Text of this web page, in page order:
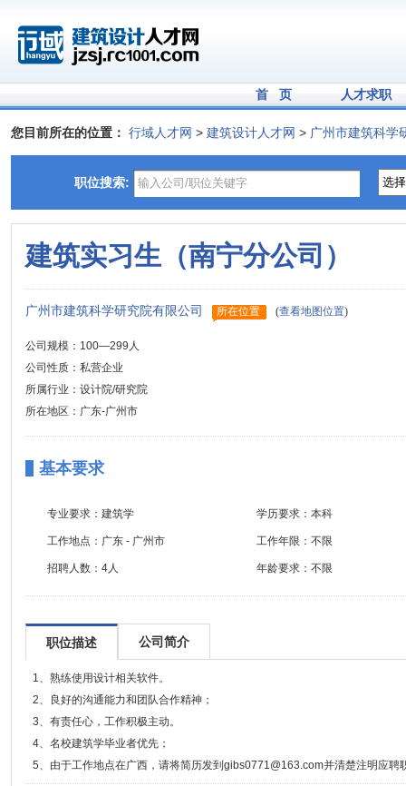
首 页 人才求职
您目前所在的位置： 行域人才网 > 建筑设计人才网 > 广州市建筑科学
职位搜索:
建筑实习生（南宁分公司）
广州市建筑科学研究院有限公司 所在位置 (查看地图位置)
公司规模：100—299人
公司性质：私营企业
所属行业：设计院/研究院
所在地区：广东-广州市
基本要求
专业要求： 建筑学 学历要求： 本科
工作地点： 广东 - 广州市 工作年限： 不限
招聘人数： 4人 年龄要求： 不限
职位描述 公司简介
1、熟练使用设计相关软件。
2、良好的沟通能力和团队合作精神；
3、有责任心，工作积极主动。
4、名校建筑学毕业者优先；
5、由于工作地点在广西，请将简历发到gibs0771@163.com并清楚注明应聘